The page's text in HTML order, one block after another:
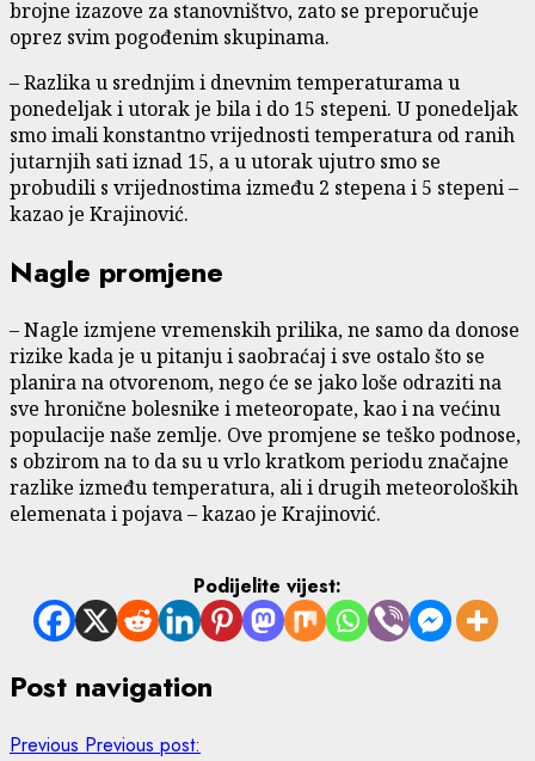
brojne izazove za stanovništvo, zato se preporučuje
oprez svim pogođenim skupinama.
– Razlika u srednjim i dnevnim temperaturama u
ponedeljak i utorak je bila i do 15 stepeni. U ponedeljak
smo imali konstantno vrijednosti temperatura od ranih
jutarnjih sati iznad 15, a u utorak ujutro smo se
probudili s vrijednostima između 2 stepena i 5 stepeni –
kazao je Krajinović.
Nagle promjene
– Nagle izmjene vremenskih prilika, ne samo da donose
rizike kada je u pitanju i saobraćaj i sve ostalo što se
planira na otvorenom, nego će se jako loše odraziti na
sve hronične bolesnike i meteoropate, kao i na većinu
populacije naše zemlje. Ove promjene se teško podnose,
s obzirom na to da su u vrlo kratkom periodu značajne
razlike između temperatura, ali i drugih meteoroloških
elemenata i pojava – kazao je Krajinović.
Podijelite vijest:
Post navigation
Previous Previous post: